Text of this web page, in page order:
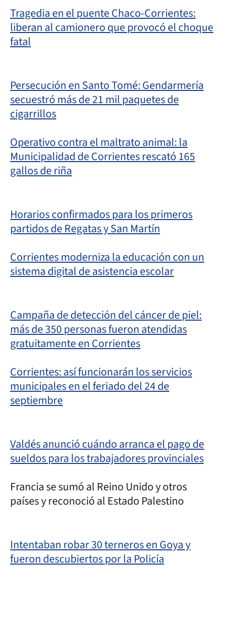
Tragedia en el puente Chaco-Corrientes:
liberan al camionero que provocó el choque
fatal
Persecución en Santo Tomé: Gendarmería
secuestró más de 21 mil paquetes de
cigarrillos
Operativo contra el maltrato animal: la
Municipalidad de Corrientes rescató 165
gallos de riña
Horarios confirmados para los primeros
partidos de Regatas y San Martín
Corrientes moderniza la educación con un
sistema digital de asistencia escolar
Campaña de detección del cáncer de piel:
más de 350 personas fueron atendidas
gratuitamente en Corrientes
Corrientes: así funcionarán los servicios
municipales en el feriado del 24 de
septiembre
Valdés anunció cuándo arranca el pago de
sueldos para los trabajadores provinciales
Francia se sumó al Reino Unido y otros
países y reconoció al Estado Palestino
Intentaban robar 30 terneros en Goya y
fueron descubiertos por la Policía